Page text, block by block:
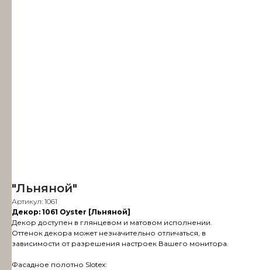
"Льняной"
Артикул: 1061
Декор: 1061 Oyster [Льняной]
Декор доступен в глянцевом и матовом исполнении.
Оттенок декора может незначительно отличаться, в
зависимости от разрешения настроек Вашего монитора.
Фасадное полотно Slotex: